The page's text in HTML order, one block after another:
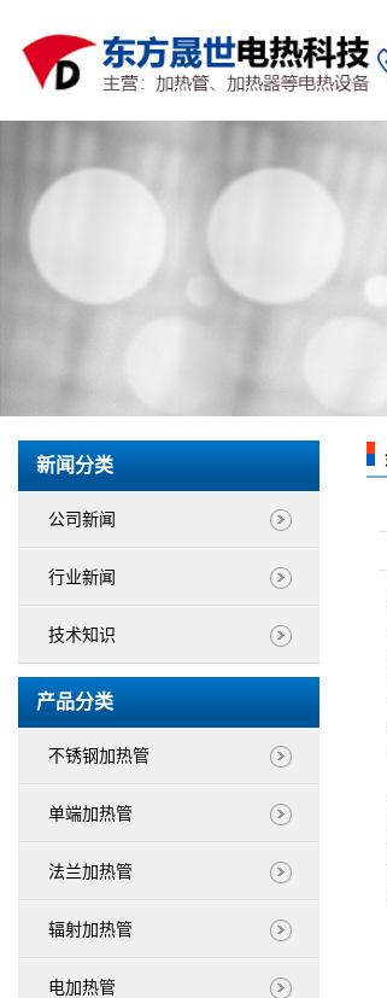
新闻分类
公司新闻
行业新闻
技术知识
产品分类
不锈钢加热管
单端加热管
法兰加热管
辐射加热管
电加热管